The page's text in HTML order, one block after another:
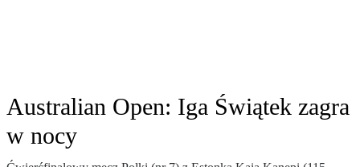
Australian Open: Iga Świątek zagra
w nocy